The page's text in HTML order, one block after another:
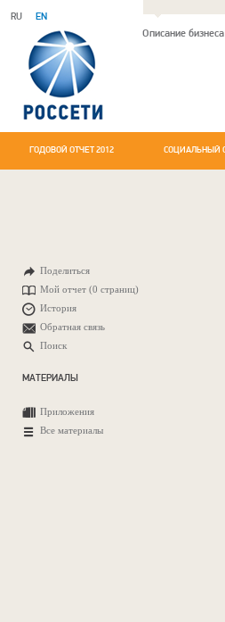
RU EN
Описание бизнеса
ГОДОВОЙ ОТЧЕТ 2012 СОЦИАЛЬНЫЙ
Поделиться
Мой отчет (0 страниц)
История
Обратная связь
Поиск
МАТЕРИАЛЫ
Приложения
Все материалы